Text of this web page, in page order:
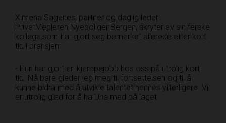
Ximena Sagenes, partner og daglig leder i
PrivatMegleren Nyeboliger Bergen, skryter av sin ferske
kollega,som har gjort seg bemerket allerede etter kort
tid i bransjen:
- Hun har gjort en kjempejobb hos oss på utrolig kort
tid. Nå bare gleder jeg meg til fortsettelsen og til å
kunne bidra med å utvikle talentet hennes ytterligere. Vi
er utrolig glad for å ha Una med på laget.